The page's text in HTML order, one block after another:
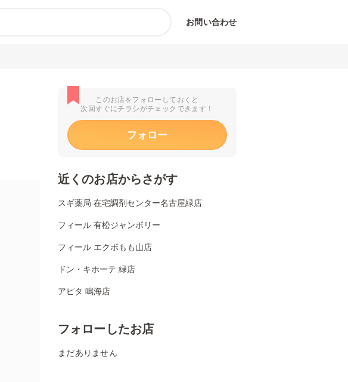
お問い合わせ
このお店をフォローしておくと
次回すぐにチラシがチェックできます！
フォロー
近くのお店からさがす
スギ薬局 在宅調剤センター名古屋緑店
フィール 有松ジャンボリー
フィール エクボもも山店
ドン・キホーテ 緑店
アピタ 鳴海店
フォローしたお店
まだありません